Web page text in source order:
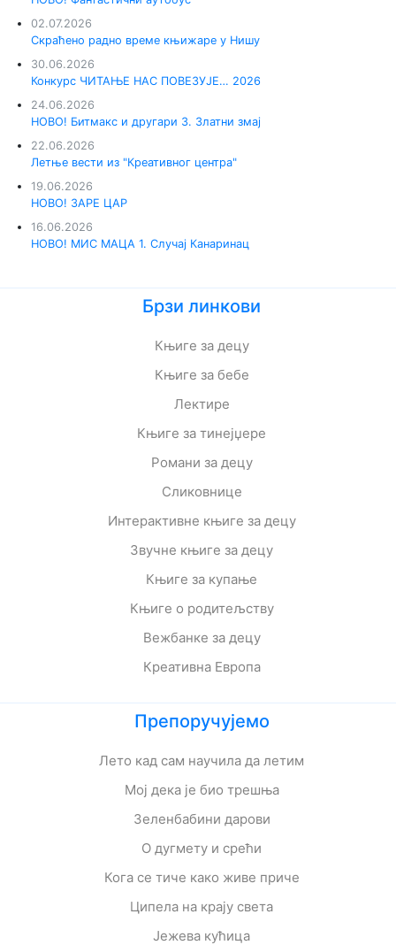
02.07.2026
Скраћено радно време књижаре у Нишу
30.06.2026
Конкурс ЧИТАЊЕ НАС ПОВЕЗУЈЕ… 2026
24.06.2026
НОВО! Битмакс и другари 3. Златни змај
22.06.2026
Летње вести из "Креативног центра"
19.06.2026
НОВО! ЗАРЕ ЦАР
16.06.2026
НОВО! МИС МАЦА 1. Случај Канаринац
Брзи линкови
Књиге за децу
Књиге за бебе
Лектире
Књиге за тинејџере
Романи за децу
Сликовнице
Интерактивне књиге за децу
Звучне књиге за децу
Књиге за купање
Књиге о родитељству
Вежбанке за децу
Креативна Европа
Препоручујемо
Лето кад сам научила да летим
Мој дека је био трешња
Зеленбабини дарови
О дугмету и срећи
Кога се тиче како живе приче
Ципела на крају света
Јежева кућица